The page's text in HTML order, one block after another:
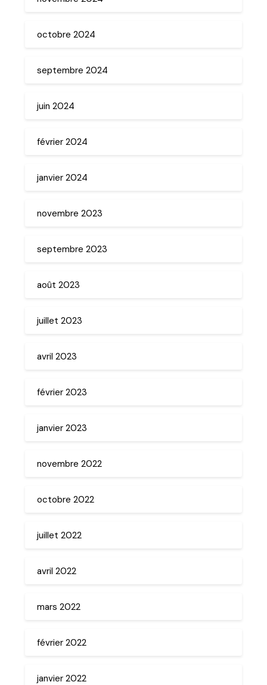
octobre 2024
septembre 2024
juin 2024
février 2024
janvier 2024
novembre 2023
septembre 2023
août 2023
juillet 2023
avril 2023
février 2023
janvier 2023
novembre 2022
octobre 2022
juillet 2022
avril 2022
mars 2022
février 2022
janvier 2022